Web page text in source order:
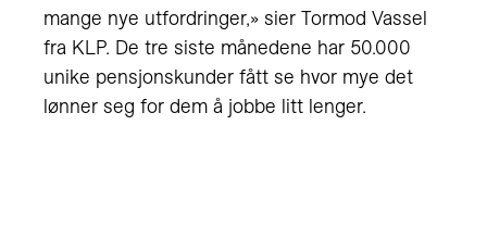
mange nye utfordringer,» sier Tormod Vassel
fra KLP. De tre siste månedene har 50.000
unike pensjonskunder fått se hvor mye det
lønner seg for dem å jobbe litt lenger.